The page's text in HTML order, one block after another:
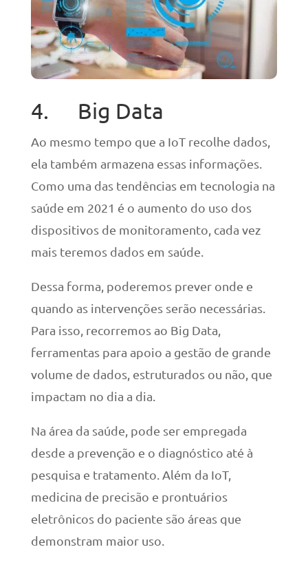
4. Big Data
Ao mesmo tempo que a IoT recolhe dados,
ela também armazena essas informações.
Como uma das tendências em tecnologia na
saúde em 2021 é o aumento do uso dos
dispositivos de monitoramento, cada vez
mais teremos dados em saúde.
Dessa forma, poderemos prever onde e
quando as intervenções serão necessárias.
Para isso, recorremos ao Big Data,
ferramentas para apoio a gestão de grande
volume de dados, estruturados ou não, que
impactam no dia a dia.
Na área da saúde, pode ser empregada
desde a prevenção e o diagnóstico até à
pesquisa e tratamento. Além da IoT,
medicina de precisão e prontuários
eletrônicos do paciente são áreas que
demonstram maior uso.